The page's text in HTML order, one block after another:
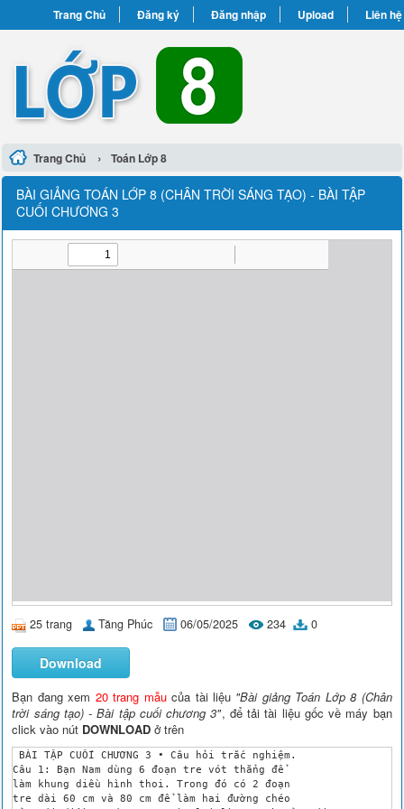
Trang Chủ Đăng ký Đăng nhập Upload Liên hệ
Trang Chủ › Toán Lớp 8
BÀI GIẢNG TOÁN LỚP 8 (CHÂN TRỜI SÁNG TẠO) - BÀI TẬP
CUỐI CHƯƠNG 3
25 trang Tăng Phúc 06/05/2025 234 0
Download
Bạn đang xem 20 trang mẫucủa tài liệu "Bài giảng Toán Lớp 8 (Chân
trời sáng tạo) - Bài tập cuối chương 3", để tải tài liệu gốc về máy bạn
click vào nút DOWNLOAD ở trên
BÀI TẬP CUỐI CHƯƠNG 3 • Câu hỏi trắc nghiệm.
Câu 1: Bạn Nam dùng 6 đoạn tre vót thẳng để
làm khung diều hình thoi. Trong đó có 2 đoạn
tre dài 60 cm và 80 cm để làm hai đường chéo